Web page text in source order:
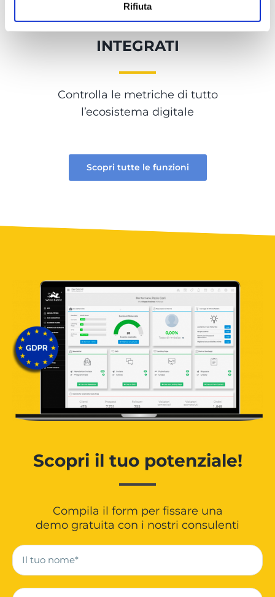
Rifiuta
ANALYTICS
INTEGRATI
Controlla le metriche di tutto
l’ecosistema digitale
Scopri tutte le funzioni
Scopri il tuo potenziale!
Compila il form per fissare una
demo gratuita con i nostri consulenti